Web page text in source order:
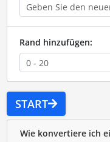
Rand hinzufügen:
START
Wie konvertiere ich